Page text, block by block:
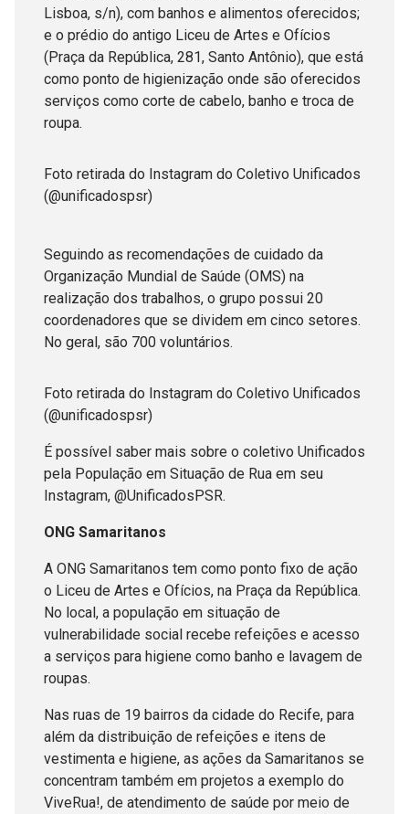
Lisboa, s/n), com banhos e alimentos oferecidos;
e o prédio do antigo Liceu de Artes e Ofícios
(Praça da República, 281, Santo Antônio), que está
como ponto de higienização onde são oferecidos
serviços como corte de cabelo, banho e troca de
roupa.
Foto retirada do Instagram do Coletivo Unificados
(@unificadospsr)
Seguindo as recomendações de cuidado da
Organização Mundial de Saúde (OMS) na
realização dos trabalhos, o grupo possui 20
coordenadores que se dividem em cinco setores.
No geral, são 700 voluntários.
Foto retirada do Instagram do Coletivo Unificados
(@unificadospsr)
É possível saber mais sobre o coletivo Unificados
pela População em Situação de Rua em seu
Instagram, @UnificadosPSR.
ONG Samaritanos
A ONG Samaritanos tem como ponto fixo de ação
o Liceu de Artes e Ofícios, na Praça da República.
No local, a população em situação de
vulnerabilidade social recebe refeições e acesso
a serviços para higiene como banho e lavagem de
roupas.
Nas ruas de 19 bairros da cidade do Recife, para
além da distribuição de refeições e itens de
vestimenta e higiene, as ações da Samaritanos se
concentram também em projetos a exemplo do
ViveRua!, de atendimento de saúde por meio de